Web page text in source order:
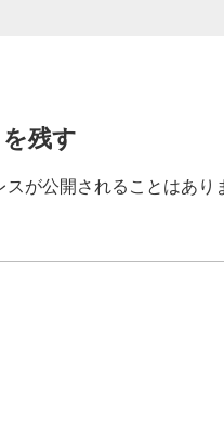
残す
スが公開されることはあり